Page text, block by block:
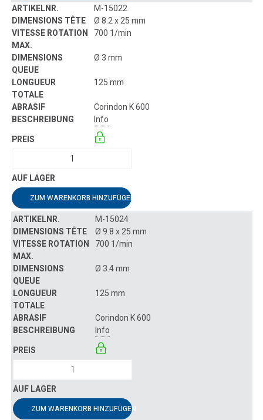
M-15022
Ø 8.2 x 25 mm
700 1/min
Ø 3 mm
125 mm
Corindon K 600
Info
ZUM WARENKORB HINZUFÜGEN
M-15024
Ø 9.8 x 25 mm
700 1/min
Ø 3.4 mm
125 mm
Corindon K 600
Info
ZUM WARENKORB HINZUFÜGEN